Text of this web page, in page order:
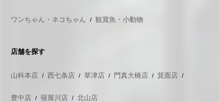
ワンちゃん・ネコちゃん 観賞魚・小動物
店舗を探す
山科本店 西七条店 草津店 門真大橋店 箕面店
豊中店 寝屋川店 北山店